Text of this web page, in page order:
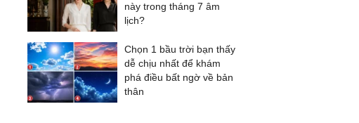
này trong tháng 7 âm
lịch?
Chọn 1 bầu trời bạn thấy
dễ chịu nhất để khám
phá điều bất ngờ về bản
thân